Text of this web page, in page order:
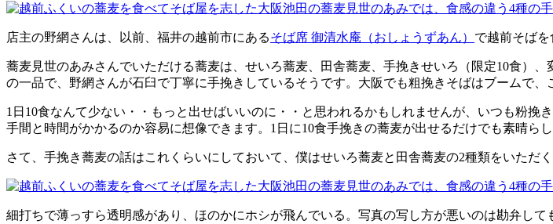
店主の野網さんは、以前、福井の越前市にあるそば席 御清水庵（おしょうずあん） で越前そばを
蕎麦見世のあみさんでいただける蕎麦は、せいろ蕎麦、田舎蕎麦、手挽きせいろ（限定10食）
の一品で、野網さんが石臼で丁寧に手挽きしているそうです。大阪でも粗挽きそばはブームで
1日10食なんて少ない・・もっと出せばいいのに・・と思われるかもしれませんが、いつも粉
手間と時間がかかるのか容易に想像できます。1日に10食手挽きの蕎麦が出せるだけでも素晴らし
さて、手挽き蕎麦の話はこれくらいにしておいて、僕はせいろ蕎麦と田舎蕎麦の2種類をいただ
細打ちで薄っすら透明感があり、ほのかにホシが飛んでいる。写真の写し方が悪いのは勘弁し